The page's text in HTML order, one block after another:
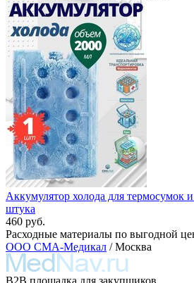
Аккумулятор холода для термосумок
штука
460 руб.
Расходные материалы по выгодной
ООО СМА-Медикал / Москва